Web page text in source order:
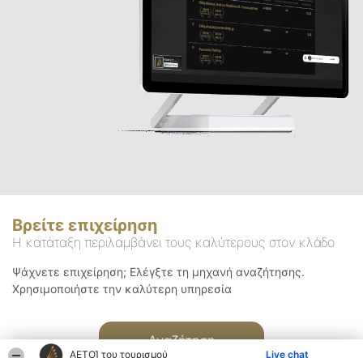
ΑΕΤΟΊ του τουρισμού Live chat
Βρείτε επιχείρηση
Η κατάταξη περιλαμβάνει τους καλύτερους στον κλάδο
Ψάχνετε επιχείρηση; Ελέγξτε τη μηχανή αναζήτησης.
Χρησιμοποιήστε την καλύτερη υπηρεσία
Αναζήτηση